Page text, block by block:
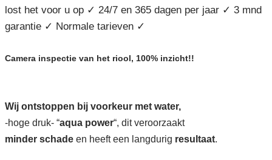
lost het voor u op ✓ 24/7 en 365 dagen per jaar ✓ 3 mnd
garantie ✓ Normale tarieven ✓
Camera inspectie van het riool, 100% inzicht!!
Wij ontstoppen bij voorkeur met water,
-hoge druk- “aqua power“, dit veroorzaakt
minder schadeen heeft een langdurig resultaat.